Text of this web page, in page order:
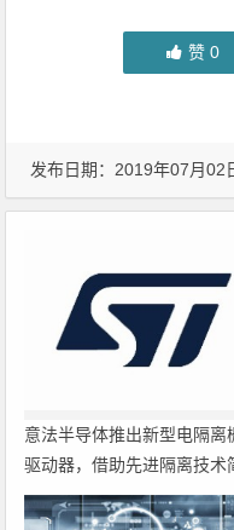
赞 0
发布日期：2019年07月
意法半导体推出新型电隔离
驱动器，借助先进隔离技术
电源设计